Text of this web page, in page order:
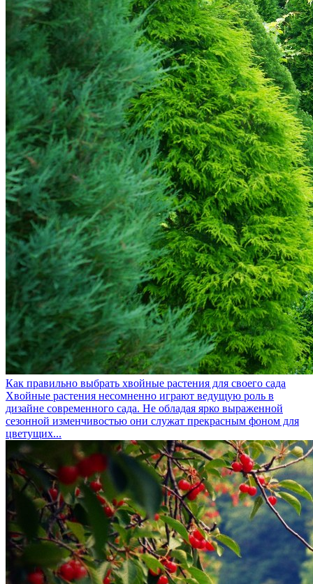
Как правильно выбрать хвойные растения для своего сада
Хвойные растения несомненно играют ведущую роль в
дизайне современного сада. Не обладая ярко выраженной
сезонной изменчивостью они служат прекрасным фоном для
цветущих...